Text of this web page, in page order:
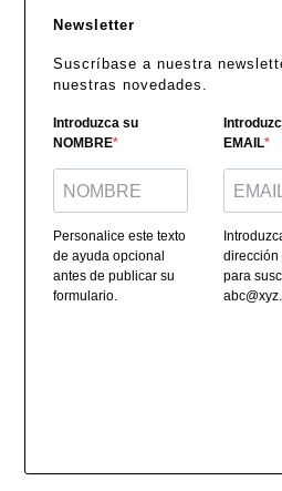
Newsletter
Suscríbase a nuestra
nuestras novedades.
Introduzca su
NOMBRE
Personalice este texto
de ayuda opcional
antes de publicar su
formulario.
EMAIL
dirección
para